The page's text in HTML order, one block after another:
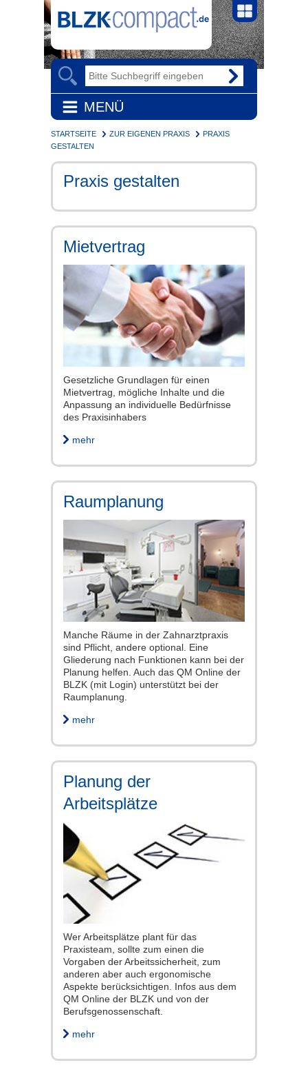
MENÜ
STARTSEITE ZUR EIGENEN PRAXIS
PRAXIS
GESTALTEN
Praxis gestalten
Mietvertrag
Gesetzliche Grundlagen für einen
Mietvertrag, mögliche Inhalte und die
Anpassung an individuelle Bedürfnisse
des Praxisinhabers
mehr
Raumplanung
Manche Räume in der Zahnarztpraxis
sind Pflicht, andere optional. Eine
Gliederung nach Funktionen kann bei der
Planung helfen. Auch das QM Online der
BLZK (mit Login) unterstützt bei der
Raumplanung.
mehr
Planung der
Arbeitsplätze
Wer Arbeitsplätze plant für das
Praxisteam, sollte zum einen die
Vorgaben der Arbeitssicherheit, zum
anderen aber auch ergonomische
Aspekte berücksichtigen. Infos aus dem
QM Online der BLZK und von der
Berufsgenossenschaft.
mehr